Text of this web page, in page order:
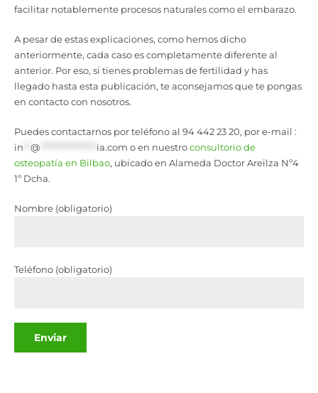
facilitar notablemente procesos naturales como el embarazo.
A pesar de estas explicaciones, como hemos dicho
anteriormente, cada caso es completamente diferente al
anterior. Por eso, si tienes problemas de fertilidad y has
llegado hasta esta publicación, te aconsejamos que te pongas
en contacto con nosotros.
Puedes contactarnos por teléfono al 94 442 23 20, por e-mail :
in
@ ia.com o en nuestroconsultorio de
osteopatía en Bilbao, ubicado en Alameda Doctor Areilza Nº4
1º Dcha.
Nombre (obligatorio)
Teléfono (obligatorio)